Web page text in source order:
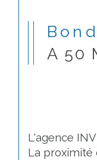
A 50
L'agence
La proximité